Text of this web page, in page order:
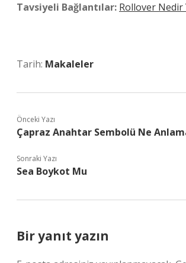
Tavsiyeli Bağlantılar: Rollover Nedir
Tarih: Makaleler
Önceki Yazı
Çapraz Anahtar Sembolü Ne
Sonraki Yazı
Sea Boykot Mu
Bir yanıt yazın